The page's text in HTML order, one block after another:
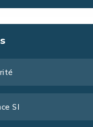
SI